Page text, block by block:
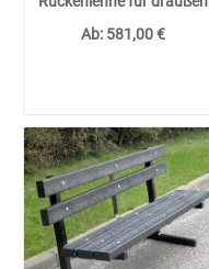
Ab: 581,00 €